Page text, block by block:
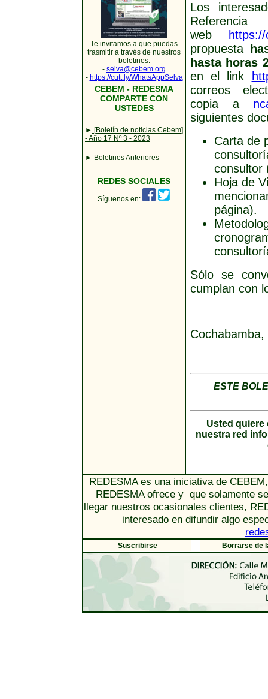
Te invitamos a que puedas
trasmitir a través de nuestros
boletines.
- selva@cebem.org
- https://cutt.ly/WhatsAppSelva
CEBEM - REDESMA
COMPARTE CON
USTEDES
► [Boletín de noticias Cebem]
- Año 17 Nº 3 - 2023
► Boletines Anteriores
REDES SOCIALES
Síguenos en:
Los
web
propuesta
hasta horas
en el link
correos
copia a
siguientes
Carta de
consultor
Hoja de
página).
Sólo se
cumplan con
ESTE
Usted quiere
nuestra red
REDESMA es una iniciativa de
REDESMA ofrece y que solamente
llegar nuestros ocasionales clientes,
interesado en difundir algo
Suscribirse Borrarse de